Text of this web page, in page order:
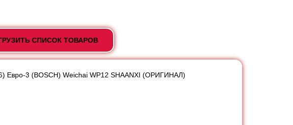
СПИСОК ТОВАРОВ
Евро-3 (BOSCH) Weichai WP12 SHAANXI (ОРИГИНАЛ)